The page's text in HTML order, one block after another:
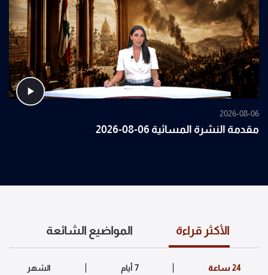
2026-08-06
مقدمة النشرة المسائية 06-08-2026
الأكثر قراءة المواضيع الشائعة